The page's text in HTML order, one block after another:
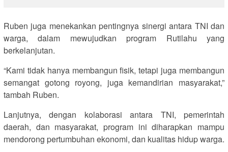
Ruben juga menekankan pentingnya sinergi antara TNI dan
warga, dalam mewujudkan program Rutilahu yang
berkelanjutan.
“Kami tidak hanya membangun fisik, tetapi juga membangun
semangat gotong royong, juga kemandirian masyarakat,”
tambah Ruben.
Lanjutnya, dengan kolaborasi antara TNI, pemerintah
daerah, dan masyarakat, program ini diharapkan mampu
mendorong pertumbuhan ekonomi, dan kualitas hidup warga.